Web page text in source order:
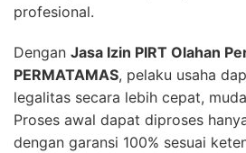
profesional.
Dengan Jasa Izin PIRT Olahan
PERMATAMAS, pelaku usaha
legalitas secara lebih cepat,
Proses awal dapat diproses
dengan garansi 100% sesuai